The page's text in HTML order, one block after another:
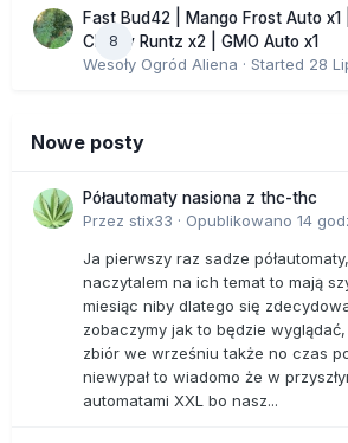
8
Fast Bud42 | Mango Frost Auto x1
Cherry Runtz x2 | GMO Auto x1
Wesoły Ogród Aliena · Started 28
Nowe posty
Półautomaty nasiona z thc-thc
Przez stix33 · Opublikowano 14
Ja pierwszy raz sadze
naczytalem na ich temat to mają
miesiąc niby dlatego się
zobaczymy jak to będzie
zbiór we wrześniu także no czas
niewypał to wiadomo że w
automatami XXL bo nasz...